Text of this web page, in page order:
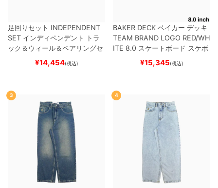
足回りセット INDEPENDENT
SET インディペンデント
トラ
ック＆ウィール＆ベアリングセ
（トリック用）
ード スケボー
¥14,454(税込)
BAKER DECK ベイカー デッキ
TEAM BRAND LOGO RED/WH
ITE 8.0 スケートボード スケボ
¥15,345(税込)
3 4